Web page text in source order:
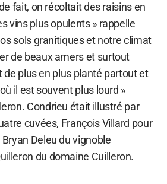
fait, on récoltait des raisins en
vins plus opulents » rappelle
sols granitiques et notre climat
de beaux amers et surtout
de plus en plus planté partout et
il est souvent plus lourd »
Condrieu était illustré par
cuvées, François Villard pour
Deleu du vignoble
du domaine Cuilleron.